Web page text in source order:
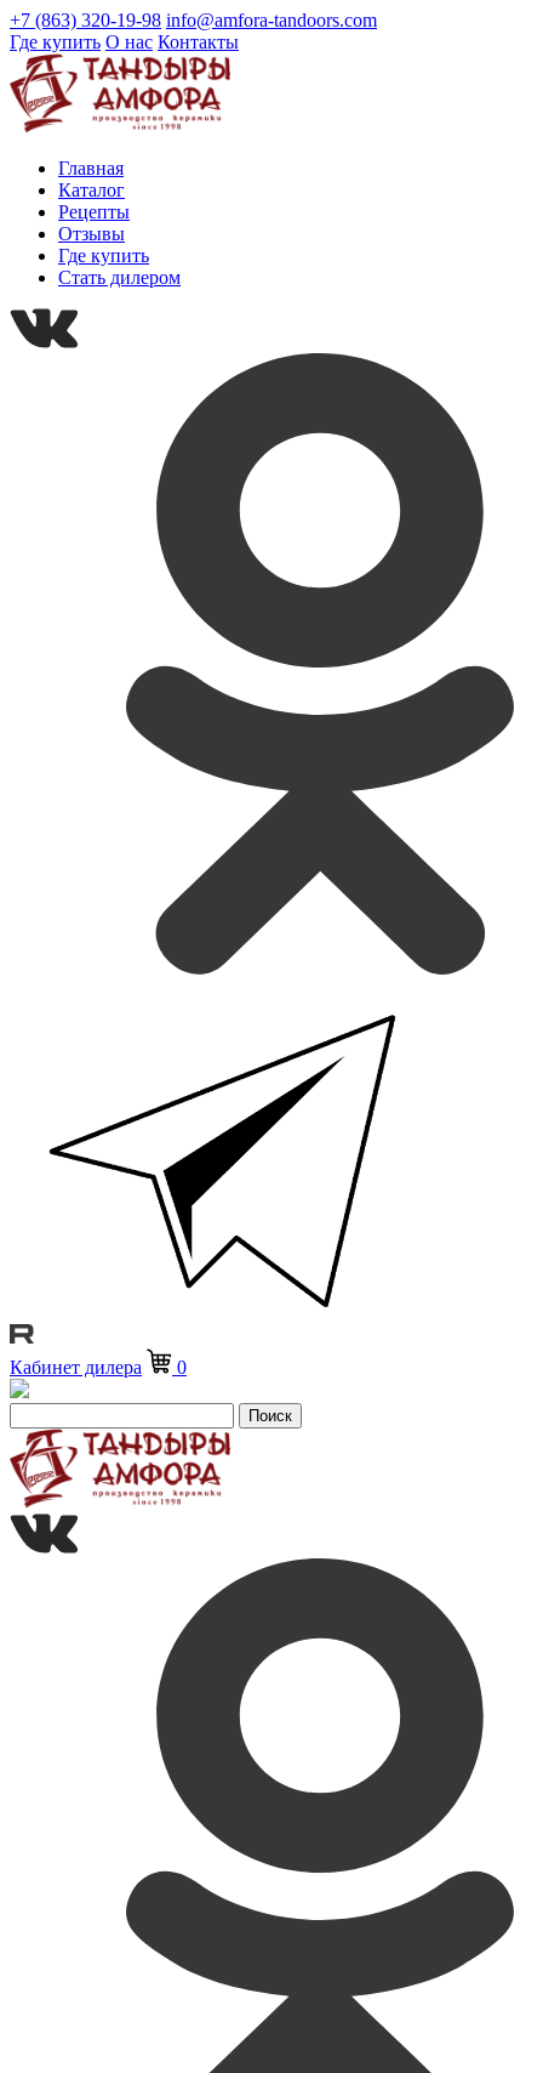
+7 (863) 320-19-98 info@amfora-tandoors.com
Где купить О нас Контакты
Главная
Каталог
Рецепты
Отзывы
Где купить
Стать дилером
Кабинет дилера 0
Поиск